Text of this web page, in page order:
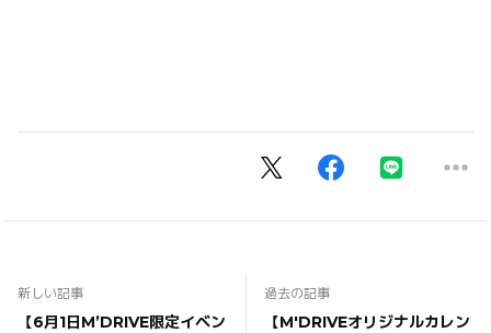
新しい記事
【6月1日M’DRIVE限定イベン
過去の記事
【M'DRIVEオリジナルカレン